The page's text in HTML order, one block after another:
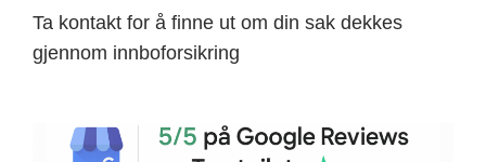
Ta kontakt for å finne ut om din sak dekkes
gjennom innboforsikring